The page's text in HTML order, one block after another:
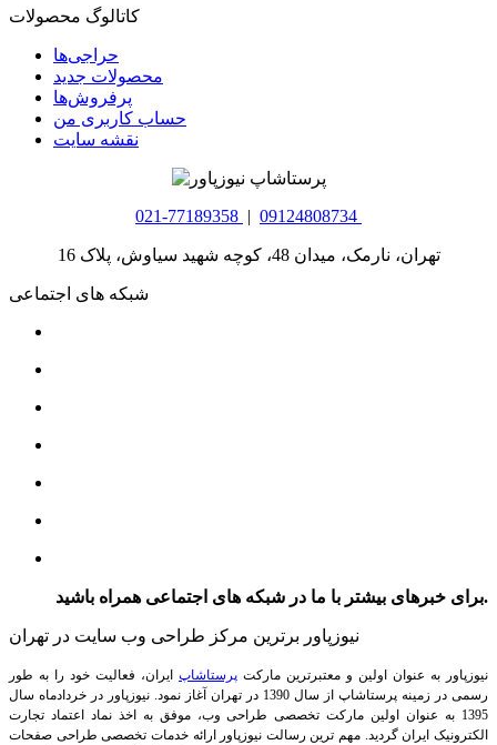
کاتالوگ محصولات
حراجی‌ها
محصولات جدید
پرفروش‌ها
حساب کاربری من
نقشه سایت
021-77189358 | 09124808734
تهران، نارمک، میدان 48، کوچه شهید سیاوش، پلاک 16
شبکه های اجتماعی
برای خبرهای بیشتر با ما در شبکه های اجتماعی همراه باشید.
نیوزپاور برترین مرکز طراحی وب سایت در تهران
نیوزپاور به عنوان اولین و معتبرترین مارکت پرستاشاپ ایران، فعالیت خود را به طور
رسمی در زمینه پرستاشاپ از سال 1390 در تهران آغاز نمود. نیوزپاور در خردادماه سال
1395 به عنوان اولین مارکت تخصصی طراحی وب، موفق به اخذ نماد اعتماد تجارت
الکترونیک ایران گردید. مهم ترین رسالت نیوزپاور ارائه خدمات تخصصی طراحی صفحات